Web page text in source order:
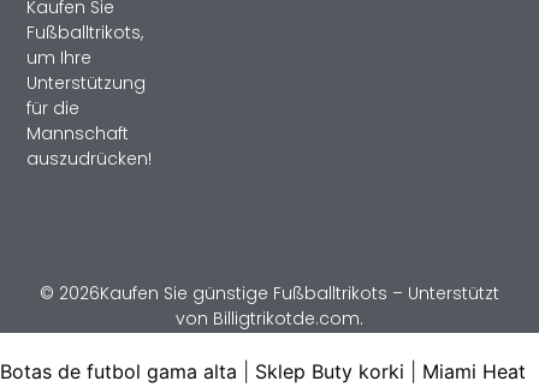
Kaufen Sie
Fußballtrikots,
um Ihre
Unterstützung
für die
Mannschaft
auszudrücken!
© 2026Kaufen Sie günstige Fußballtrikots – Unterstützt
von Billigtrikotde.com.
Botas de futbol gama alta Sklep Buty korki
Miami Heat